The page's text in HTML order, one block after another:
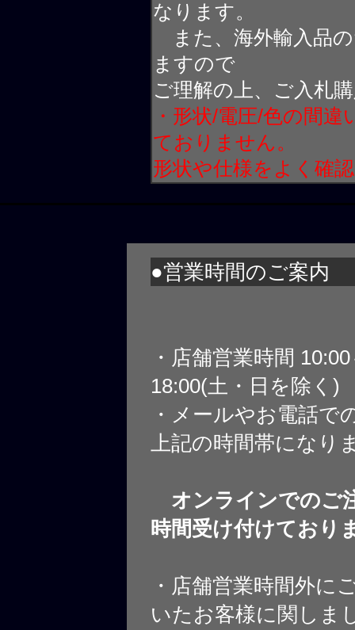
なります。
また、海外輸入品
ますので
ご理解の上、ご入札
・形状/電圧/色の間
ておりません。
形状や仕様をよく確
●営業時間のご案内
・店舗営業時間
18:00(土・日を除く)
・メールやお電話で
上記の時間帯になり
オンラインでのご
時間受け付けており
・店舗営業時間外に
いたお客様に関しま